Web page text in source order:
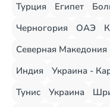
Турция Египет
Черногория
ОАЭ
Северная Македония
Индия
Украина -
Тунис
Украина